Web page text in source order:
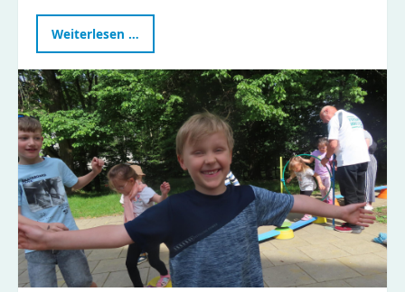
Weiterlesen …
Esche
Firmenwandertag